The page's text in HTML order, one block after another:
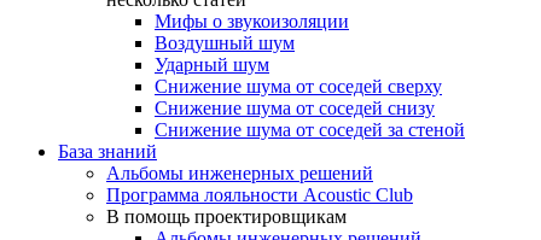
Мифы о звукоизоляции
Воздушный шум
Ударный шум
Снижение шума от соседей сверху
Снижение шума от соседей снизу
Снижение шума от соседей за стеной
База знаний
Альбомы инженерных решений
Программа лояльности Acoustic Club
В помощь проектировщикам